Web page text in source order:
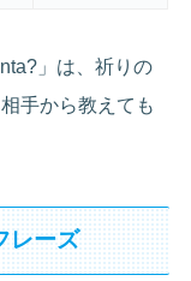
」は、祈りの
手から教えても
レーズ